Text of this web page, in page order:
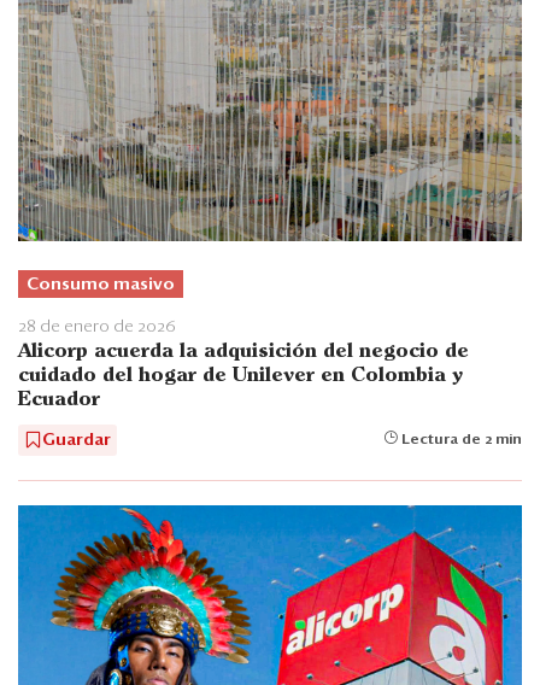
Consumo masivo
28 de enero de 2026
Alicorp acuerda la adquisición del negocio de
cuidado del hogar de Unilever en Colombia y
Ecuador
Guardar Lectura de 2 min